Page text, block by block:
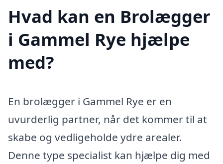
Hvad kan en Brolægger
i Gammel Rye hjælpe
med?
En brolægger i Gammel Rye er en
uvurderlig partner, når det kommer til at
skabe og vedligeholde ydre arealer.
Denne type specialist kan hjælpe dig med